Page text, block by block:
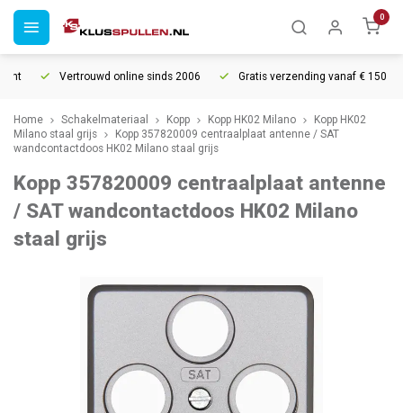
0
Vertrouwd online sinds 2006 Gratis verzending vanaf € 150
Home Schakelmateriaal Kopp Kopp HK02 Milano
Kopp HK02
Milano staal grijs
Kopp 357820009 centraalplaat antenne / SAT
wandcontactdoos HK02 Milano staal grijs
Kopp 357820009 centraalplaat antenne
/ SAT wandcontactdoos HK02 Milano
staal grijs